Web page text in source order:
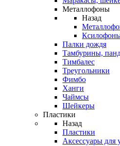
Металлофоны
Назад
Палки дождя
Тамбурины,
Тимбалес
Треугольники
Фимбо
Ханги
Чаймсы
Шейкеры
Пластики
Назад
Пластики
Аксессуары для